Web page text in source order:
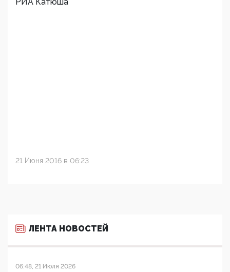
21 Июня 2016 в 06:23
ЛЕНТА НОВОСТЕЙ
06:48, 21 Июля 2026